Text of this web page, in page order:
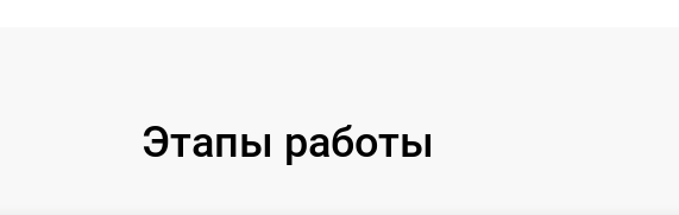
Этапы работы